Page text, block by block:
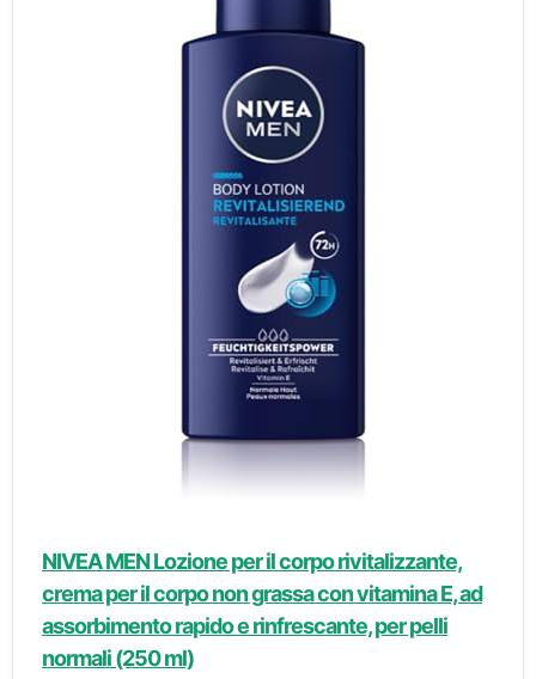
NIVEA MEN Lozione per il corpo rivitalizzante,
crema per il corpo non grassa con vitamina E, ad
assorbimento rapido e rinfrescante, per pelli
normali (250 ml)